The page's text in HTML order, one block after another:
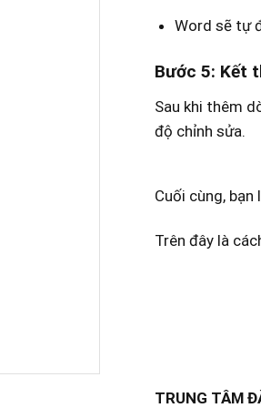
Word sẽ tự
Bước 5: Kết
Sau khi thêm
độ chỉnh sửa.
Cuối cùng,
Trên đây là
TRUNG TÂM